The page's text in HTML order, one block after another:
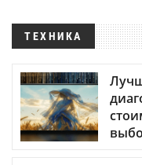
ТЕХНИКА